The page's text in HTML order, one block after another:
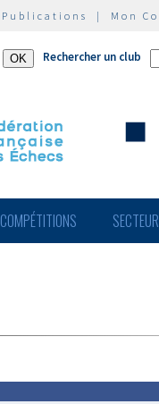
Publications | Mon
Rechercher un club
COMPÉTITIONS